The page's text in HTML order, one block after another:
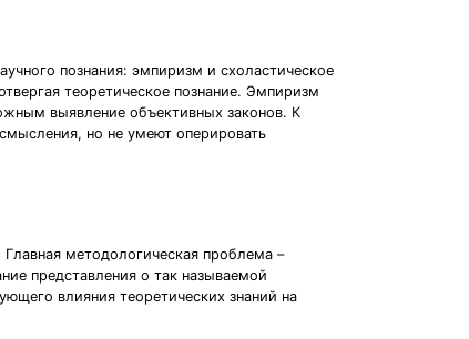
познания: эмпиризм и схоластическое
теоретическое познание. Эмпиризм
выявление объективных законов. К
но не умеют оперировать
методологическая проблема –
представления о так называемой
влияния теоретических знаний на